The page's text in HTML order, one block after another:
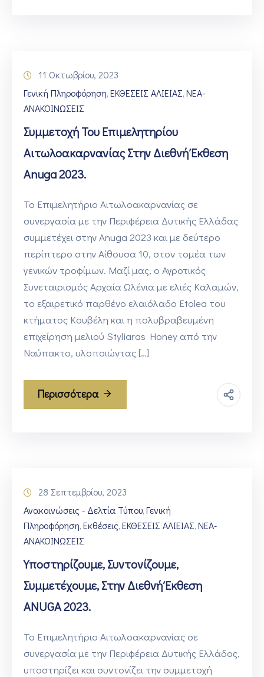
11 Οκτωβρίου, 2023
Γενική Πληροφόρηση‚ ΕΚΘΕΣΕΙΣ ΑΛΙΕΙΑΣ‚ ΝΕΑ-
ΑΝΑΚΟΙΝΩΣΕΙΣ
Συμμετοχή Του Επιμελητηρίου
Αιτωλοακαρνανίας Στην Διεθνή Έκθεση
Anuga 2023.
Το Επιμελητήριο Αιτωλοακαρνανίας σε
συνεργασία με την Περιφέρεια Δυτικής Ελλάδας
συμμετέχει στην Anuga 2023 και με δεύτερο
περίπτερο στην Αίθουσα 10, στον τομέα των
γενικών τροφίμων. Μαζί μας, ο Αγροτικός
Συνεταιρισμός Αρχαία Ωλένια με ελιές Καλαμών,
το εξαιρετικό παρθένο ελαιόλαδο Etolea του
κτήματος Κουβέλη και η πολυβραβευμένη
επιχείρηση μελιού Styliaras Honey από την
Ναύπακτο, υλοποιώντας […]
Περισσότερα
28 Σεπτεμβρίου, 2023
Ανακοινώσεις - Δελτία Τύπου‚ Γενική
Πληροφόρηση‚ Εκθέσεις‚ ΕΚΘΕΣΕΙΣ ΑΛΙΕΙΑΣ‚ ΝΕΑ-
ΑΝΑΚΟΙΝΩΣΕΙΣ
Υποστηρίζουμε, Συντονίζουμε,
Συμμετέχουμε, Στην Διεθνή Έκθεση
ANUGA 2023.
Το Επιμελητήριο Αιτωλοακαρνανίας σε
συνεργασία με την Περιφέρεια Δυτικής Ελλάδος,
υποστηρίζει και συντονίζει την συμμετοχή